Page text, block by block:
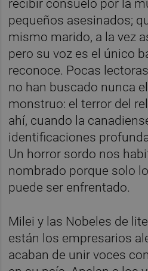
recibir consuelo por la
pequeños asesinados;
mismo marido, a la vez
pero su voz es el único
reconoce. Pocas
no han buscado nunca
monstruo: el terror del
ahí, cuando la
identificaciones
Un horror sordo nos
nombrado porque solo
puede ser enfrentado.
Milei y las Nobeles de
están los empresarios
acaban de unir voces